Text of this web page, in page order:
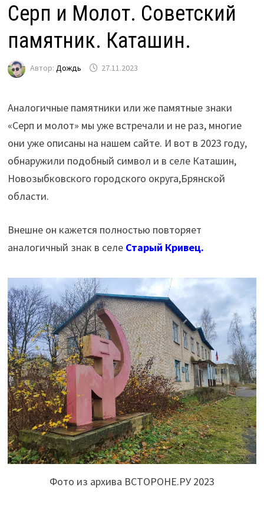
Серп и Молот. Советский
памятник. Каташин.
Автор: Дождь 27.11.2023
Аналогичные памятники или же памятные знаки
«Серп и молот» мы уже встречали и не раз, многие
они уже описаны на нашем сайте. И вот в 2023 году,
обнаружили подобный символ и в селе Каташин,
Новозыбковского городского округа,Брянской
области.
Внешне он кажется полностью повторяет
аналогичный знак в селе Старый Кривец.
Фото из архива ВСТОРОНЕ.РУ 2023